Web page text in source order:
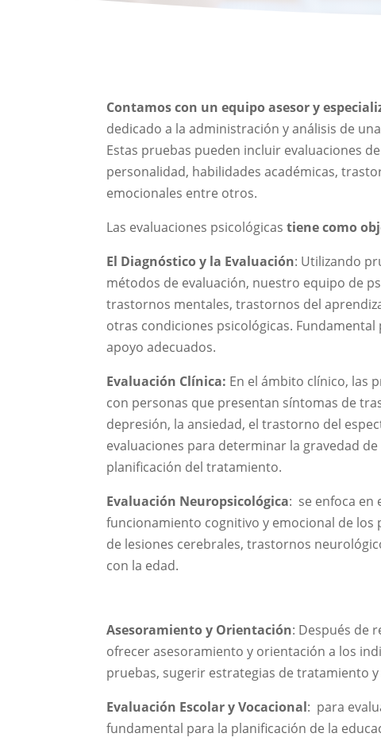
Contamos con un equipo asesor y
dedicado a la administración y análisis de
Estas pruebas pueden incluir evaluaciones
personalidad, habilidades académicas,
emocionales entre otros.
Las evaluaciones psicológicastiene como
El Diagnóstico y la Evaluación: Utilizando
métodos de evaluación, nuestro equipo de
trastornos mentales, trastornos del
otras condiciones psicológicas.
apoyo adecuados.
Evaluación Clínica: En el ámbito clínico, las
con personas que presentan síntomas de
depresión, la ansiedad, el trastorno del
evaluaciones para determinar la gravedad
planificación del tratamiento.
Evaluación Neuropsicológica: se enfoca en
funcionamiento cognitivo y emocional de los
de lesiones cerebrales, trastornos
con la edad.
Asesoramiento y Orientación: Después de
ofrecer asesoramiento y orientación a los
pruebas, sugerir estrategias de tratamiento
Evaluación Escolar y Vocacional: para
fundamental para la planificación de la